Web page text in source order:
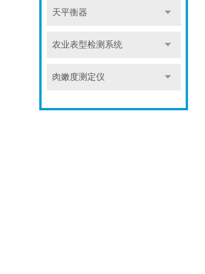
天平衡器
农业表型检测系统
肉嫩度测定仪